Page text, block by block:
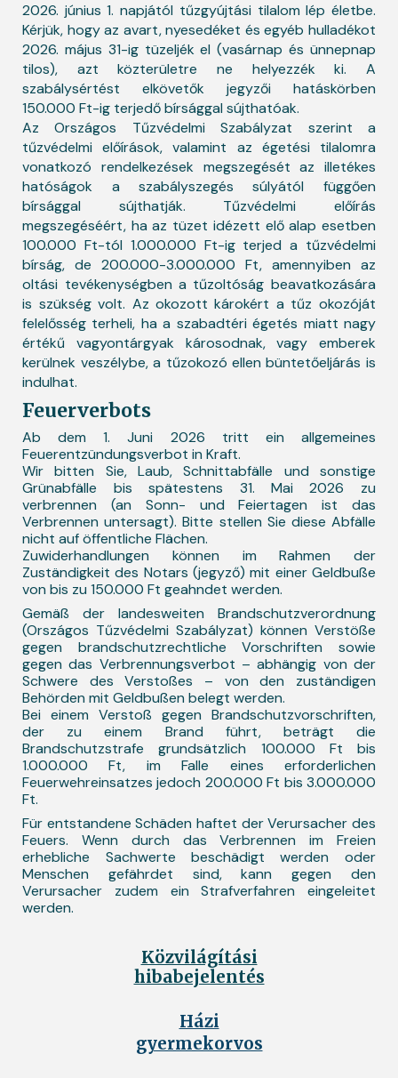
2026. június 1. napjától tűzgyújtási tilalom lép életbe.
Kérjük, hogy az avart, nyesedéket és egyéb hulladékot
2026. május 31-ig tüzeljék el (vasárnap és ünnepnap
tilos), azt közterületre ne helyezzék ki. A
szabálysértést elkövetők jegyzői hatáskörben
150.000 Ft-ig terjedő bírsággal sújthatóak.
Az Országos Tűzvédelmi Szabályzat szerint a
tűzvédelmi előírások, valamint az égetési tilalomra
vonatkozó rendelkezések megszegését az illetékes
hatóságok a szabályszegés súlyától függően
bírsággal sújthatják. Tűzvédelmi előírás
megszegéséért, ha az tüzet idézett elő alap esetben
100.000 Ft-tól 1.000.000 Ft-ig terjed a tűzvédelmi
bírság, de 200.000-3.000.000 Ft, amennyiben az
oltási tevékenységben a tűzoltóság beavatkozására
is szükség volt. Az okozott károkért a tűz okozóját
felelősség terheli, ha a szabadtéri égetés miatt nagy
értékű vagyontárgyak károsodnak, vagy emberek
kerülnek veszélybe, a tűzokozó ellen büntetőeljárás is
indulhat.
Feuerverbots
Ab dem 1. Juni 2026 tritt ein allgemeines
Feuerentzündungsverbot in Kraft.
Wir bitten Sie, Laub, Schnittabfälle und sonstige
Grünabfälle bis spätestens 31. Mai 2026 zu
verbrennen (an Sonn- und Feiertagen ist das
Verbrennen untersagt). Bitte stellen Sie diese Abfälle
nicht auf öffentliche Flächen.
Zuwiderhandlungen können im Rahmen der
Zuständigkeit des Notars (jegyző) mit einer Geldbuße
von bis zu 150.000 Ft geahndet werden.
Gemäß der landesweiten Brandschutzverordnung
(Országos Tűzvédelmi Szabályzat) können Verstöße
gegen brandschutzrechtliche Vorschriften sowie
gegen das Verbrennungsverbot – abhängig von der
Schwere des Verstoßes – von den zuständigen
Behörden mit Geldbußen belegt werden.
Bei einem Verstoß gegen Brandschutzvorschriften,
der zu einem Brand führt, beträgt die
Brandschutzstrafe grundsätzlich 100.000 Ft bis
1.000.000 Ft, im Falle eines erforderlichen
Feuerwehreinsatzes jedoch 200.000 Ft bis 3.000.000
Ft.
Für entstandene Schäden haftet der Verursacher des
Feuers. Wenn durch das Verbrennen im Freien
erhebliche Sachwerte beschädigt werden oder
Menschen gefährdet sind, kann gegen den
Verursacher zudem ein Strafverfahren eingeleitet
werden.
Közvilágítási
hibabejelentés
Házi
gyermekorvos